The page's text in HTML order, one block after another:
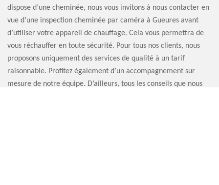
dispose d’une cheminée, nous vous invitons à nous contacter en
vue d’une inspection cheminée par caméra à Gueures avant
d’utiliser votre appareil de chauffage. Cela vous permettra de
vous réchauffer en toute sécurité. Pour tous nos clients, nous
proposons uniquement des services de qualité à un tarif
raisonnable. Profitez également d’un accompagnement sur
mesure de notre équipe. D’ailleurs, tous les conseils que nous